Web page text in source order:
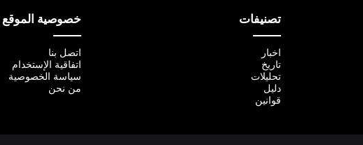
تصنيفات
اخبار
تاريخ
تحليلات
دليل
قوانين
خصوصية الموقع
اتصل بنا
اتفاقية الإستخدام
سياسة الخصوصية
من نحن